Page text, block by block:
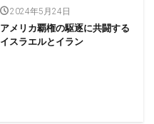
2024年5月24日
アメリカ覇権の駆逐に共闘する
イスラエルとイラン